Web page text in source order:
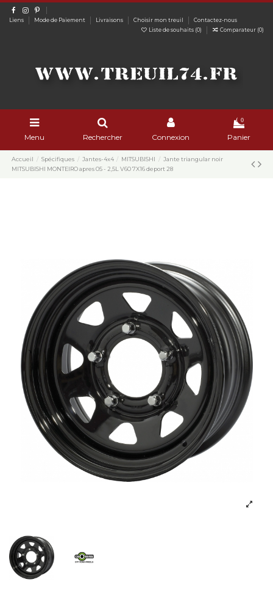
Liens Mode de Paiement Livraisons Choisir mon treuil
Contactez-nous
Liste de souhaits (0) Comparateur (0)
Menu Rechercher Connexion
0
Panier
Accueil Spécifiques Jantes-4x4 MITSUBISHI
Jante triangular noir
MITSUBISHI MONTEIRO apres 05 - 2,5L V60 7X16 deport 28